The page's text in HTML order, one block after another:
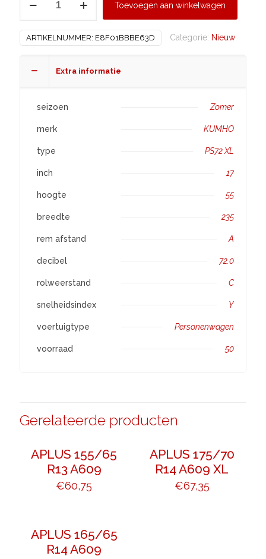
PS72
aantal
Toevoegen aan winkelwagen
ARTIKELNUMMER: E8F01BBBE63D Categorie: Nieuw
Extra informatie
seizoen Zomer
merk KUMHO
type PS72 XL
inch 17
hoogte 55
breedte 235
rem afstand A
decibel 72.0
rolweerstand C
snelheidsindex Y
voertuigtype Personenwagen
voorraad 50
Gerelateerde producten
APLUS 155/65
R13 A609
€60,75
APLUS 175/70
R14 A609 XL
€67,35
APLUS 165/65
R14 A609